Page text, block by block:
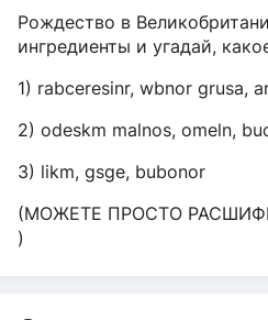
Рождество в
ингредиенты и угадай,
1) rabceresinr, wbnor grusa,
2) odeskm malnos, omeln,
3) likm, gsge, bubonor
(МОЖЕТЕ ПРОСТО
)